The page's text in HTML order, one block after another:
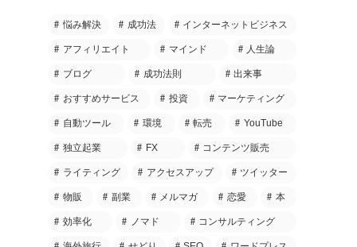
悩み解決 成功法 インターネットビジネス
アフィリエイト マインド 人生論
ブログ 成功法則 出来事
おすすめサービス 投資 マーケティング
自動ツール 環境 転売 YouTube
独立起業 FX コンテンツ販売
ライティング アクセスアップ ツイッター
物販 副業 メルマガ 恋愛 本
効率化 ノマド コンサルティング